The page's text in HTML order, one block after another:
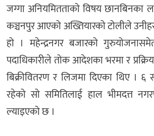
जग्गा अनियमितताको विषय छानबिनका
कञ्चनपुर आएको अख्तियारको टोलीले
हो । महेन्द्रनगर बजारको
पदाधिकारीले तोक आदेशका भरमा र
बिक्रीवितरण र लिजमा दिएका थिए ।
रहेको सो समितिलाई हाल भीमदत्त
ल्याइएको छ ।